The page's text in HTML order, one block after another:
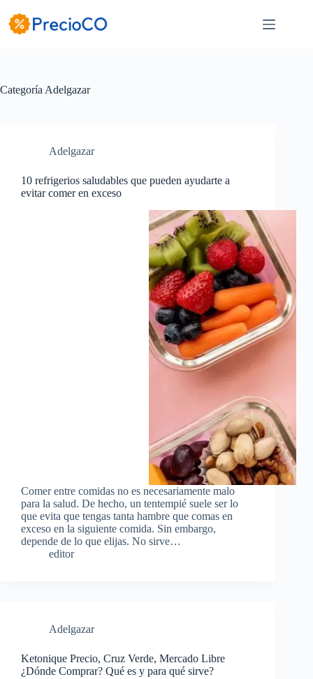
contenido
Categoría Adelgazar
Adelgazar
10 refrigerios saludables que pueden ayudarte a
evitar comer en exceso
Comer entre comidas no es necesariamente malo
para la salud. De hecho, un tentempié suele ser lo
que evita que tengas tanta hambre que comas en
exceso en la siguiente comida. Sin embargo,
depende de lo que elijas. No sirve…
editor
Adelgazar
Ketonique Precio, Cruz Verde, Mercado Libre
¿Dónde Comprar? Qué es y para qué sirve?